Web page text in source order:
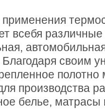
всебя
Благодаря своим
полотно
производства
белье, матрасы